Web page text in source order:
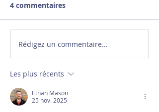
4 commentaires
Rédigez un commentaire...
Les plus récents
Ethan Mason
25 nov. 2025